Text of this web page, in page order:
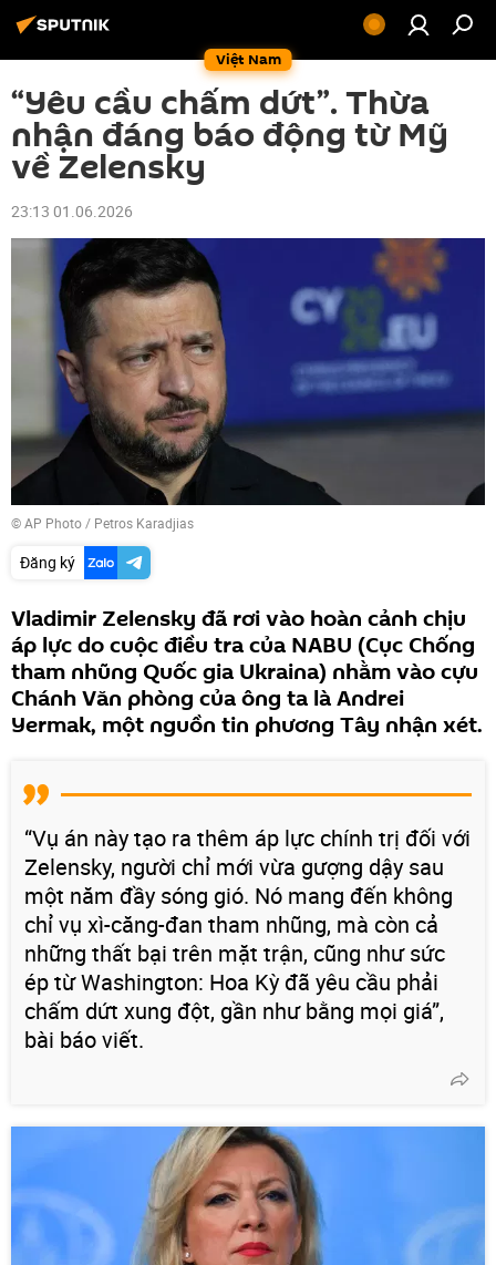
Việt Nam
“Yêu cầu chấm dứt”. Thừa
nhận đáng báo động từ Mỹ
về Zelensky
23:13 01.06.2026
© AP Photo / Petros Karadjias
Đăng ký
Vladimir Zelensky đã rơi vào hoàn cảnh chịu
áp lực do cuộc điều tra của NABU (Cục Chống
tham nhũng Quốc gia Ukraina) nhằm vào cựu
Chánh Văn phòng của ông ta là Andrei
Yermak, một nguồn tin phương Tây nhận xét.
“Vụ án này tạo ra thêm áp lực chính trị đối với
Zelensky, người chỉ mới vừa gượng dậy sau
một năm đầy sóng gió. Nó mang đến không
chỉ vụ xì-căng-đan tham nhũng, mà còn cả
những thất bại trên mặt trận, cũng như sức
ép từ Washington: Hoa Kỳ đã yêu cầu phải
chấm dứt xung đột, gần như bằng mọi giá”,
bài báo viết.